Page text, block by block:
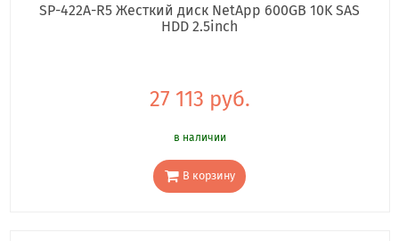
SP-422A-R5 Жесткий диск NetApp 600GB 10K SAS
HDD 2.5inch
27 113 руб.
в наличии
В корзину